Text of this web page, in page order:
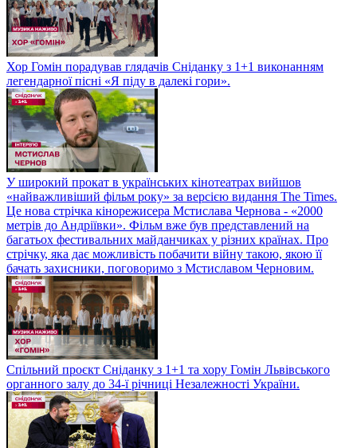
Хор Гомін порадував глядачів Сніданку з 1+1 виконанням
легендарної пісні «Я піду в далекі гори».
У широкий прокат в українських кінотеатрах вийшов
«найважливіший фільм року» за версією видання The Times.
Це нова стрічка кінорежисера Мстислава Чернова - «2000
метрів до Андріївки». Фільм вже був представлений на
багатьох фестивальних майданчиках у різних країнах. Про
стрічку, яка дає можливість побачити війну такою, якою її
бачать захисники, поговоримо з Мстиславом Черновим.
Спільний проєкт Сніданку з 1+1 та хору Гомін Львівського
органного залу до 34-ї річниці Незалежності України.